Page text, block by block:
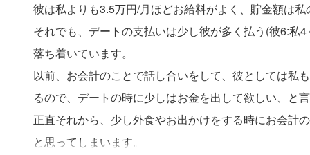
彼は私よりも3.5万円/月ほどお給料がよく、貯金額は
それでも、デートの支払いは少し彼が多く払う(彼6:私
落ち着いています。
以前、お会計のことで話し合いをして、彼としては私
るので、デートの時に少しはお金を出して欲しい、と
正直それから、少し外食やお出かけをする時にお会計
と思ってしまいます。